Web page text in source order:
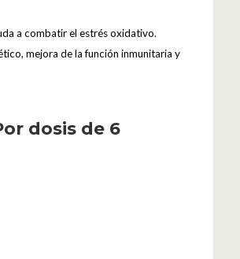
a combatir el estrés oxidativo.
mejora de la función inmunitaria y
dosis de 6